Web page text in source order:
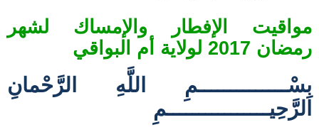
مواقيت الإفطار والإمساك لشهر
رمضان 2017 لولاية أم البواقي
بِسْــــــــــــــمِ اللَّهِ الرَّحْمانِ
الرَّحِيــــــــــــــــمِ